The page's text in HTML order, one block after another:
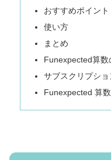
おすすめポイント
使い方
まとめ
Funexpected算数
サブスクリプショ
Funexpected 算